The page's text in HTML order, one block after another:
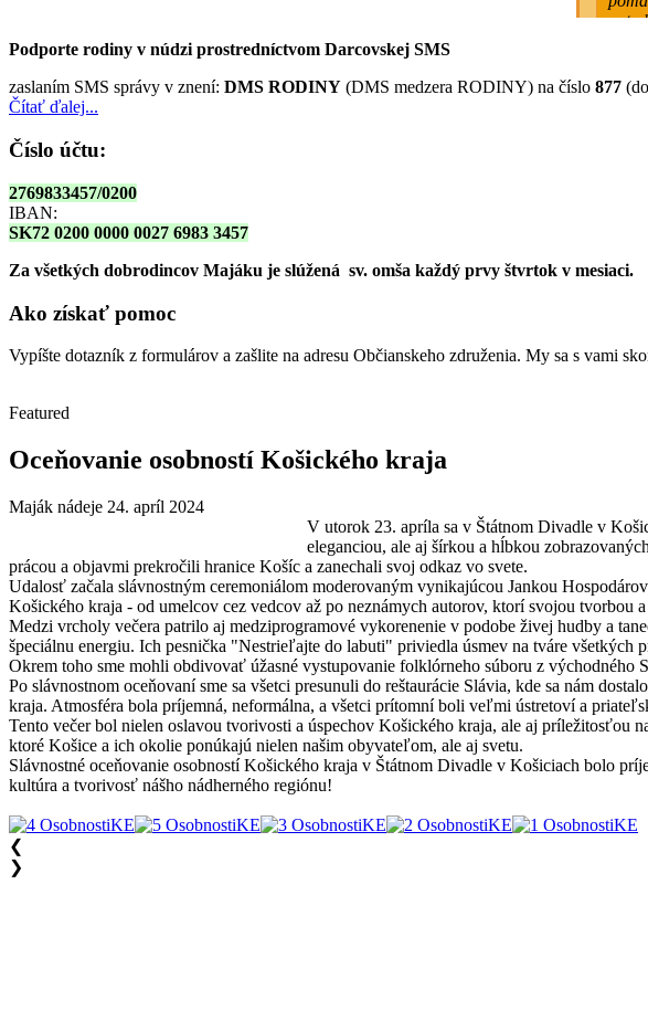
Podporte rodiny v núdzi prostredníctvom Darcovskej SMS
zaslaním SMS správy v znení: DMS RODINY (DMS medzera RODINY) na číslo 877
Čítať ďalej...
Číslo účtu:
2769833457/0200
IBAN:
SK72 0200 0000 0027 6983 3457
Za všetkých dobrodincov Majáku je slúžená sv. omša každý prvy štvrtok v mesiaci.
Ako získať pomoc
Vypíšte dotazník z formulárov a zašlite na adresu Občianskeho združenia. My sa s vami
Featured
Oceňovanie osobností Košického kraja
Maják nádeje 24. apríl 2024
V utorok 23. apríla sa v Štátnom Divadle v
eleganciou, ale aj šírkou a hĺbkou
prácou a objavmi prekročili hranice Košíc a zanechali svoj odkaz vo svete.
Udalosť začala slávnostným ceremoniálom moderovaným vynikajúcou Jankou
Košického kraja - od umelcov cez vedcov až po neznámych autorov, ktorí svojou tvorbou
Medzi vrcholy večera patrilo aj medziprogramové vykorenenie v podobe živej hudby a
špeciálnu energiu. Ich pesnička "Nestrieľajte do labuti" priviedla úsmev na tváre všetkých
Okrem toho sme mohli obdivovať úžasné vystupovanie folklórneho súboru z
Po slávnostnom oceňovaní sme sa všetci presunuli do reštaurácie Slávia, kde sa nám
kraja. Atmosféra bola príjemná, neformálna, a všetci prítomní boli veľmi ústretoví a
Tento večer bol nielen oslavou tvorivosti a úspechov Košického kraja, ale aj príležitosťou
ktoré Košice a ich okolie ponúkajú nielen našim obyvateľom, ale aj svetu.
Slávnostné oceňovanie osobností Košického kraja v Štátnom Divadle v Košiciach bolo
kultúra a tvorivosť nášho nádherného regiónu!
❮
❯